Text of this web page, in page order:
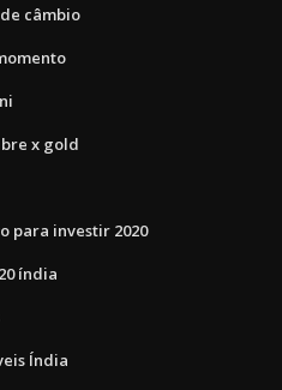
câmbio
x gold
para investir 2020
índia
Índia